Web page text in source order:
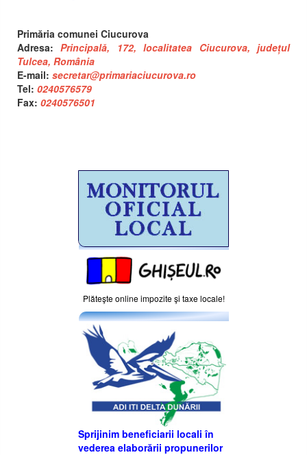
Primăria comunei Ciucurova
Adresa:Principală, 172, localitatea Ciucurova, județul
Tulcea, România
E-mail: secretar@primariaciucurova.ro
Tel: 0240576579
Fax: 0240576501
Plăteşte online impozite şi taxe locale!
Sprijinim beneficiarii locali în
vederea elaborării propunerilor